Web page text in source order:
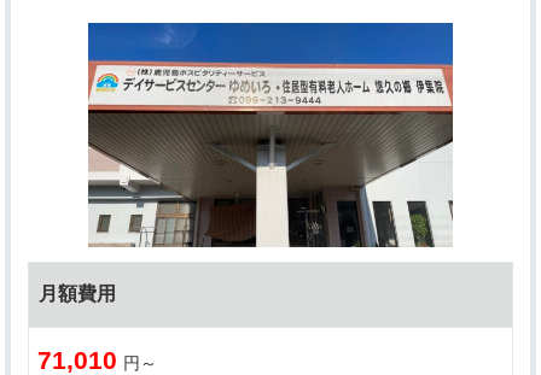
月額費用
71,010 円～